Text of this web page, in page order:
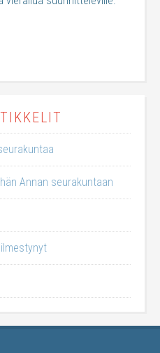
Annan seurakuntaan